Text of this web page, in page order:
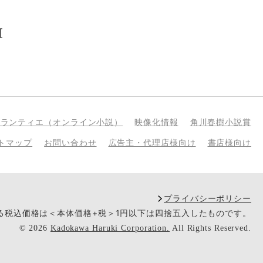
ンティエ（オンライン小説） 映像化情報 角川春樹小説賞
マップ お問い合わせ 広告主・代理店様向け 書店様向け
プライバシーポリシー
込価格は＜本体価格+税＞1円以下は四捨五入したものです。
© 2026 Kadokawa Haruki Corporation. All Rights Reserved.